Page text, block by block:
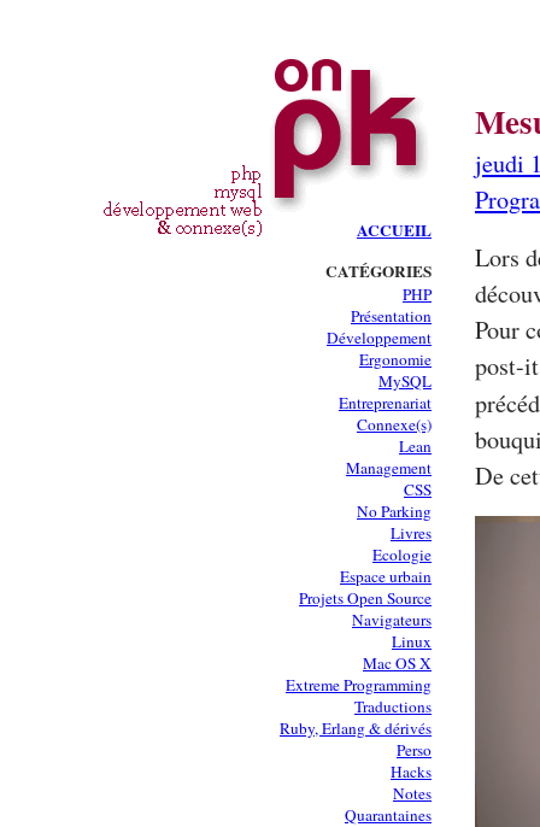
ACCUEIL
CATÉGORIES
PHP
Présentation
Développement
Ergonomie
MySQL
Entreprenariat
Connexe(s)
Lean
Management
CSS
No Parking
Livres
Ecologie
Espace urbain
Projets Open Source
Navigateurs
Linux
Mac OS X
Extreme Programming
Traductions
Ruby, Erlang & dérivés
Perso
Hacks
Notes
Quarantaines
jeudi
Lors
Pour
post-
De